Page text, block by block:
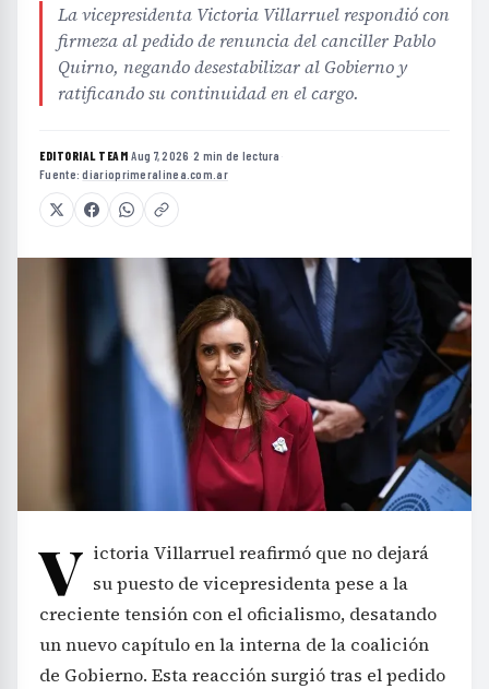
La vicepresidenta Victoria Villarruel respondió con
firmeza al pedido de renuncia del canciller Pablo
Quirno, negando desestabilizar al Gobierno y
ratificando su continuidad en el cargo.
EDITORIAL TEAM·Aug 7, 2026 ·2 min de lectura ·
Fuente:diarioprimeralinea.com.ar
V ictoria Villarruel reafirmó que no dejará
su puesto de vicepresidenta pese a la
creciente tensión con el oficialismo, desatando
un nuevo capítulo en la interna de la coalición
de Gobierno. Esta reacción surgió tras el pedido